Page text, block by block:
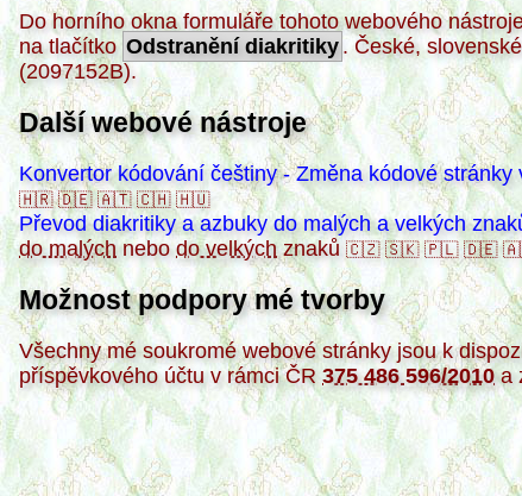
Do horního okna formuláře tohoto webového
na tlačítko Odstranění diakritiky . České,
(2097152B).
Další webové nástroje
Konvertor kódování češtiny - Změna kódové stránky
🇭🇷 🇩🇪 🇦🇹 🇨🇭 🇭🇺
Převod diakritiky a azbuky do malých a velkých
do malých nebo do velkých znaků 🇨🇿 🇸🇰 🇵🇱 🇩🇪
Možnost podpory mé tvorby
Všechny mé soukromé webové stránky jsou k
příspěvkového účtu v rámci ČR 375 486 596/2010a